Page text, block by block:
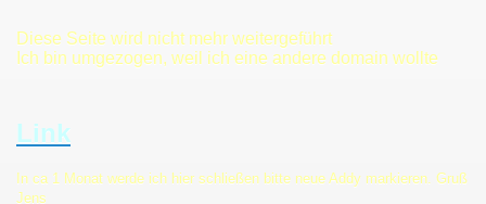
Diese Seite wird nicht mehr weitergeführt
Ich bin umgezogen, weil ich eine andere domain wollte
Link
In ca 1 Monat werde ich hier schließen bitte neue Addy markieren. Gruß
Jens